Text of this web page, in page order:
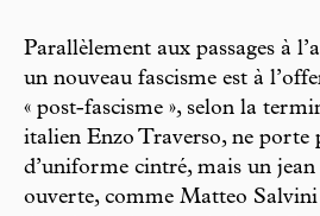
Parallèlement aux passages à
un nouveau fascisme est à
« post-fascisme », selon la
italien Enzo Traverso, ne porte
d’uniforme cintré, mais un jean
ouverte, comme Matteo